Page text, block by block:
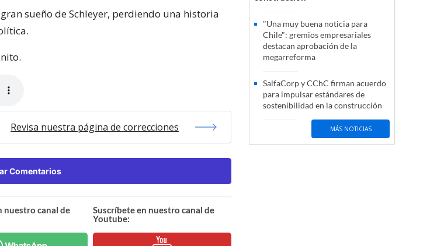
sueño de Schleyer, perdiendo una historia
Revisa nuestra página de correcciones
Comentarios
nuestro canal de
Suscríbete en nuestro canal de
Youtube:
"Una muy buena noticia para
Chile": gremios empresariales
destacan aprobación de la
megarreforma
SalfaCorp y CChC firman acuerdo
para impulsar estándares de
sostenibilidad en la construcción
MÁS NOTICIAS